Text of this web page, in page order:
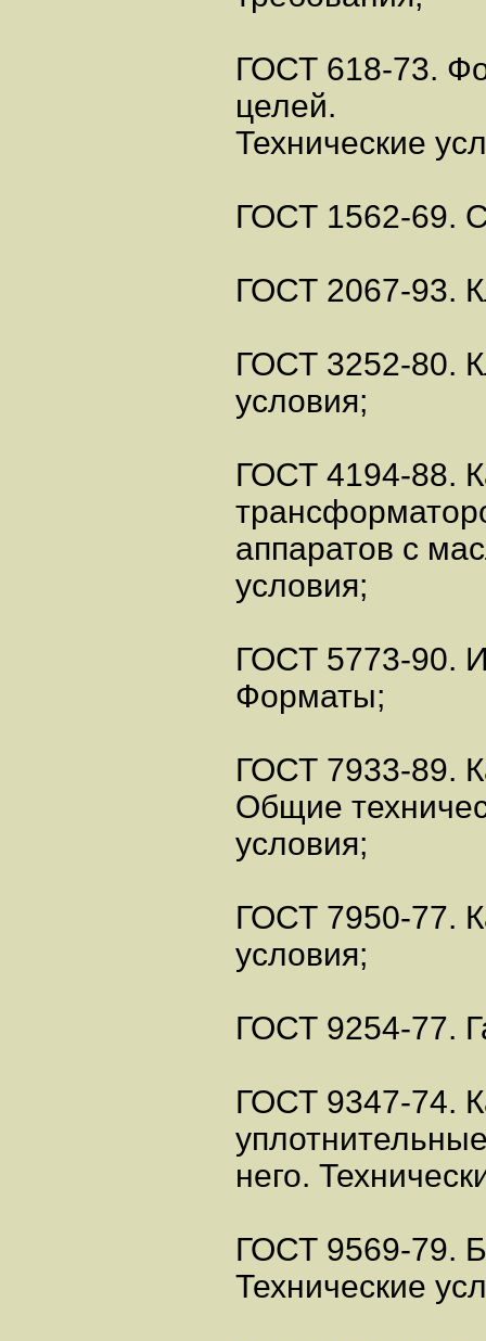
ГОСТ 618-73.
целей.
Технические
ГОСТ 1562-69.
ГОСТ 2067-93.
ГОСТ 3252-80.
условия;
ГОСТ 4194-88.
аппаратов с
условия;
ГОСТ 5773-90.
Форматы;
ГОСТ 7933-89.
Общие
условия;
ГОСТ 7950-77.
условия;
ГОСТ 9254-77.
ГОСТ 9347-74.
него.
ГОСТ 9569-79.
Технические